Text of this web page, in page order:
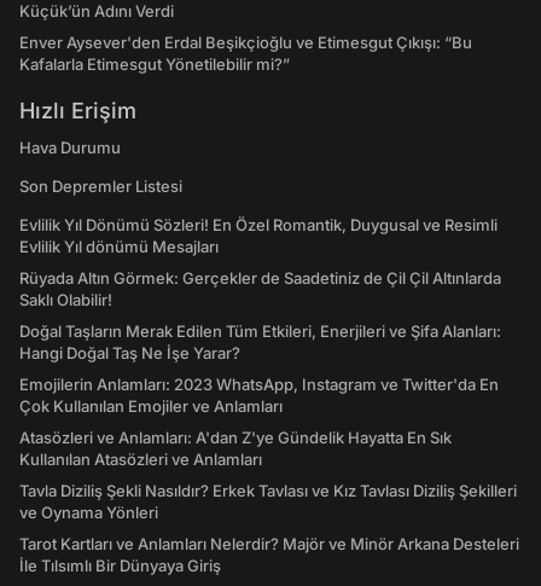
Küçük’ün Adını Verdi
Enver Aysever'den Erdal Beşikçioğlu ve Etimesgut Çıkışı: “Bu
Kafalarla Etimesgut Yönetilebilir mi?”
Hızlı Erişim
Hava Durumu
Son Depremler Listesi
Evlilik Yıl Dönümü Sözleri! En Özel Romantik, Duygusal ve Resimli
Evlilik Yıl dönümü Mesajları
Rüyada Altın Görmek: Gerçekler de Saadetiniz de Çil Çil Altınlarda
Saklı Olabilir!
Doğal Taşların Merak Edilen Tüm Etkileri, Enerjileri ve Şifa Alanları:
Hangi Doğal Taş Ne İşe Yarar?
Emojilerin Anlamları: 2023 WhatsApp, Instagram ve Twitter'da En
Çok Kullanılan Emojiler ve Anlamları
Atasözleri ve Anlamları: A'dan Z'ye Gündelik Hayatta En Sık
Kullanılan Atasözleri ve Anlamları
Tavla Diziliş Şekli Nasıldır? Erkek Tavlası ve Kız Tavlası Diziliş Şekilleri
ve Oynama Yönleri
Tarot Kartları ve Anlamları Nelerdir? Majör ve Minör Arkana Desteleri
İle Tılsımlı Bir Dünyaya Giriş